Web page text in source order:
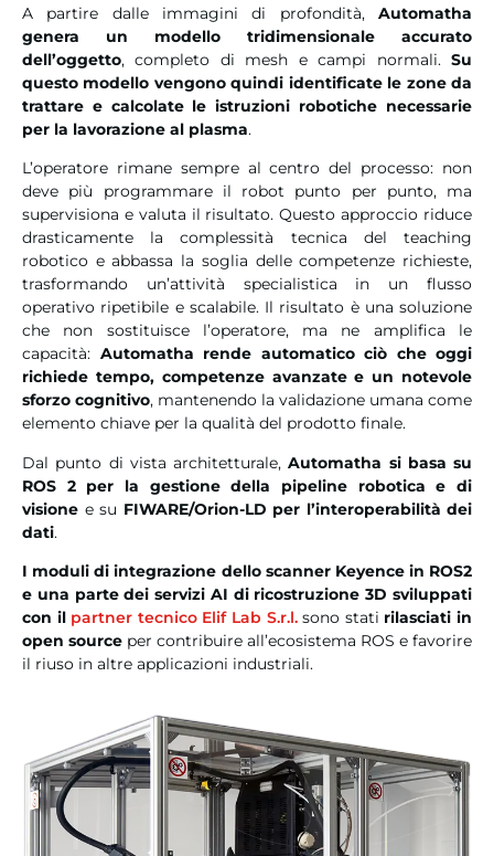
A partire dalle immagini di profondità, Automatha
genera un modello tridimensionale accurato
dell’oggetto, completo di mesh e campi normali. Su
questo modello vengono quindi identificate le zone da
trattare e calcolate le istruzioni robotiche necessarie
per la lavorazione al plasma.
L’operatore rimane sempre al centro del processo: non
deve più programmare il robot punto per punto, ma
supervisiona e valuta il risultato. Questo approccio riduce
drasticamente la complessità tecnica del teaching
robotico e abbassa la soglia delle competenze richieste,
trasformando un’attività specialistica in un flusso
operativo ripetibile e scalabile. Il risultato è una soluzione
che non sostituisce l’operatore, ma ne amplifica le
capacità: Automatha rende automatico ciò che oggi
richiede tempo, competenze avanzate e un notevole
sforzo cognitivo, mantenendo la validazione umana come
elemento chiave per la qualità del prodotto finale.
Dal punto di vista architetturale,Automatha si basa su
ROS 2 per la gestione della pipeline robotica e di
visione e su FIWARE/Orion-LD per l’interoperabilità dei
dati.
I moduli di integrazione dello scanner Keyence in ROS2
e una parte dei servizi AI di ricostruzione 3D sviluppati
con il partner tecnico Elif Lab S.r.l.sono stati rilasciati in
open source per contribuire all’ecosistema ROS e favorire
il riuso in altre applicazioni industriali.